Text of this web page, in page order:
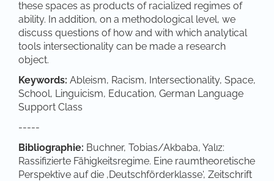
these spaces as products of racialized regimes of
ability. In addition, on a methodological level, we
discuss questions of how and with which analytical
tools intersectionality can be made a research
object.
Keywords: Ableism, Racism, Intersectionality, Space,
School, Linguicism, Education, German Language
Support Class
-----
Bibliographie: Buchner, Tobias/Akbaba, Yalız:
Rassifizierte Fähigkeitsregime. Eine raumtheoretische
Perspektive auf die ‚Deutschförderklasse‘, Zeitschrift